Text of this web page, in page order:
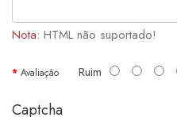
Nota: HTML não suportado!
Avaliação Ruim
Captcha